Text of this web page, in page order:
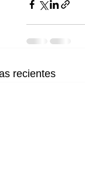
recientes